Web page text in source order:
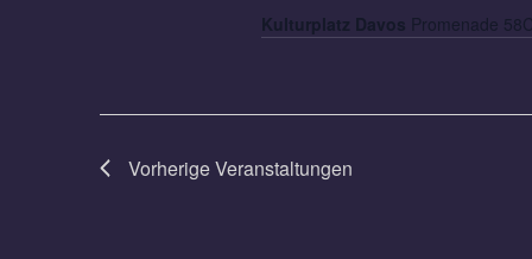
Kulturplatz Davos Promenade
VorherigeVeranstaltungen